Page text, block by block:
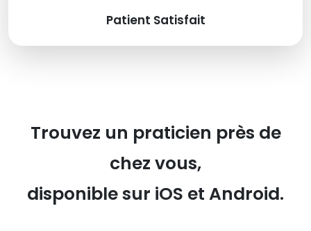
Patient Satisfait
Trouvez un praticien près de
chez vous,
disponible sur iOS et Android.